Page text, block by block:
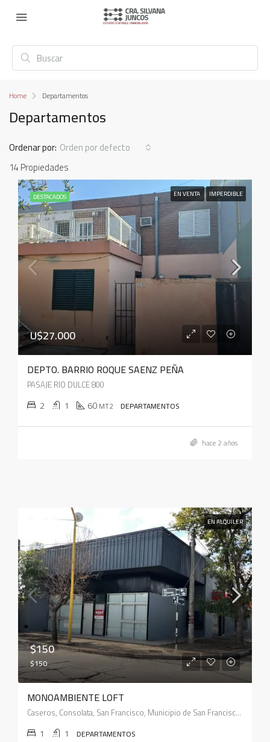
Home Departamentos
Departamentos
14 Propiedades
Ordenar por: Orden por defecto
DESTACADOS EN VENTA IMPERDIBLE
U$27.000
DEPTO. BARRIO ROQUE SAENZ PEÑA
PASAJE RIO DULCE 800
2 1 60MT2 DEPARTAMENTOS
hace 2 años
EN ALQUILER
$150
$150
MONOAMBIENTE LOFT
Caseros, Consolata, San Francisco, Municipio de San Francisco, Pedanía Juárez Celman, Departamento San Justo, Córdoba, X2400, Argentina
1 1 DEPARTAMENTOS